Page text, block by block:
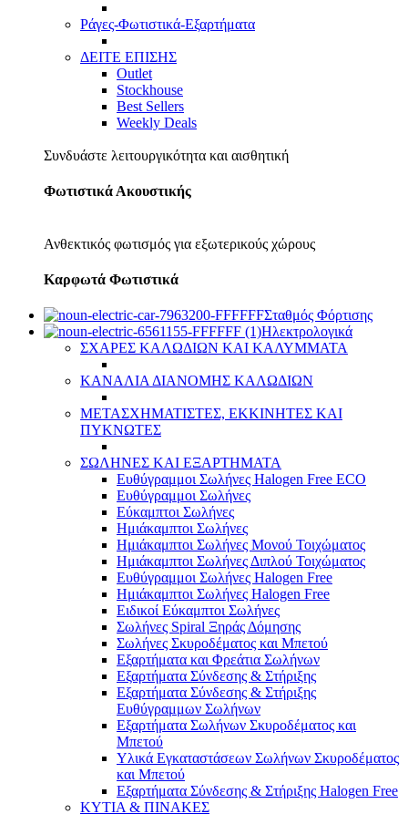
Ράγες-Φωτιστικά-Εξαρτήματα
ΔΕΙΤΕ ΕΠΙΣΗΣ
Outlet
Stockhouse
Best Sellers
Weekly Deals
Συνδυάστε λειτουργικότητα και αισθητική
Φωτιστικά Ακουστικής
Ανθεκτικός φωτισμός για εξωτερικούς χώρους
Καρφωτά Φωτιστικά
Σταθμός Φόρτισης
Ηλεκτρολογικά
ΣΧΑΡΕΣ ΚΑΛΩΔΙΩΝ ΚΑΙ ΚΑΛΥΜΜΑΤΑ
ΚΑΝΑΛΙΑ ΔΙΑΝΟΜΗΣ ΚΑΛΩΔΙΩΝ
ΜΕΤΑΣΧΗΜΑΤΙΣΤΕΣ, ΕΚΚΙΝΗΤΕΣ ΚΑΙ
ΠΥΚΝΩΤΕΣ
ΣΩΛΗΝΕΣ ΚΑΙ ΕΞΑΡΤΗΜΑΤΑ
Ευθύγραμμοι Σωλήνες Halogen Free ECO
Ευθύγραμμοι Σωλήνες
Εύκαμπτοι Σωλήνες
Ημιάκαμπτοι Σωλήνες
Ημιάκαμπτοι Σωλήνες Μονού Τοιχώματος
Ημιάκαμπτοι Σωλήνες Διπλού Τοιχώματος
Ευθύγραμμοι Σωλήνες Halogen Free
Ημιάκαμπτοι Σωλήνες Halogen Free
Ειδικοί Εύκαμπτοι Σωλήνες
Σωλήνες Spiral Ξηράς Δόμησης
Σωλήνες Σκυροδέματος και Μπετού
Εξαρτήματα και Φρεάτια Σωλήνων
Εξαρτήματα Σύνδεσης & Στήριξης
Εξαρτήματα Σύνδεσης & Στήριξης
Ευθύγραμμων Σωλήνων
Εξαρτήματα Σωλήνων Σκυροδέματος και
Μπετού
Υλικά Εγκαταστάσεων Σωλήνων Σκυροδέματος
και Μπετού
Εξαρτήματα Σύνδεσης & Στήριξης Halogen Free
ΚΥΤΙΑ & ΠΙΝΑΚΕΣ